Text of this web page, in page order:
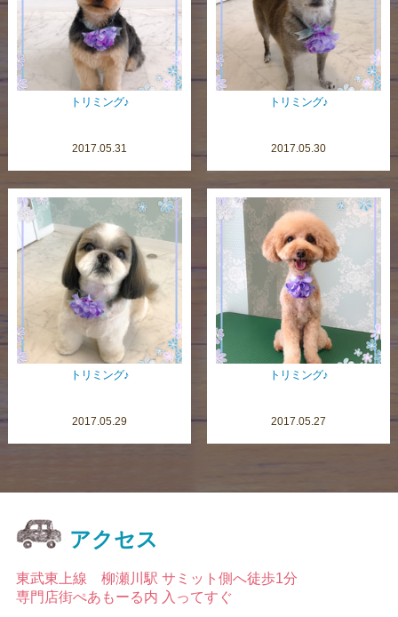
トリミング♪
2017.05.31
トリミング♪
2017.05.30
トリミング♪
2017.05.29
トリミング♪
2017.05.27
アクセス
東武東上線 柳瀬川駅 サミット側へ徒歩1分
専門店街ぺあもーる内 入ってすぐ